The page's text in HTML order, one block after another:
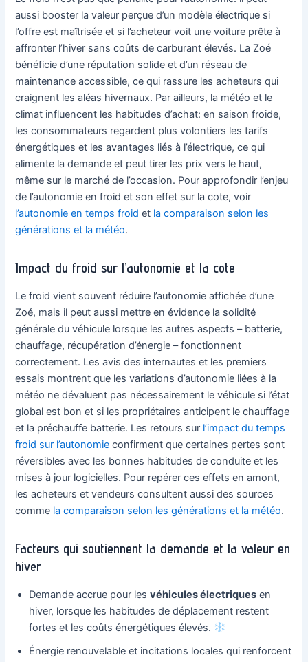
aussi booster la valeur perçue d’un modèle électrique si
l’offre est maîtrisée et si l’acheteur voit une voiture prête à
affronter l’hiver sans coûts de carburant élevés. La Zoé
bénéficie d’une réputation solide et d’un réseau de
maintenance accessible, ce qui rassure les acheteurs qui
craignent les aléas hivernaux. Par ailleurs, la météo et le
climat influencent les habitudes d’achat: en saison froide,
les consommateurs regardent plus volontiers les tarifs
énergétiques et les avantages liés à l’électrique, ce qui
alimente la demande et peut tirer les prix vers le haut,
même sur le marché de l’occasion. Pour approfondir l’enjeu
de l’autonomie en froid et son effet sur la cote, voir
l’autonomie en temps froid et la comparaison selon les
générations et la météo.
Impact du froid sur l’autonomie et la cote
Le froid vient souvent réduire l’autonomie affichée d’une
Zoé, mais il peut aussi mettre en évidence la solidité
générale du véhicule lorsque les autres aspects – batterie,
chauffage, récupération d’énergie – fonctionnent
correctement. Les avis des internautes et les premiers
essais montrent que les variations d’autonomie liées à la
météo ne dévaluent pas nécessairement le véhicule si l’état
global est bon et si les propriétaires anticipent le chauffage
et la préchauffe batterie. Les retours sur l’impact du temps
froid sur l’autonomie confirment que certaines pertes sont
réversibles avec les bonnes habitudes de conduite et les
mises à jour logicielles. Pour repérer ces effets en amont,
les acheteurs et vendeurs consultent aussi des sources
comme la comparaison selon les générations et la météo.
Facteurs qui soutiennent la demande et la valeur en
hiver
Demande accrue pour lesvéhicules électriques en
hiver, lorsque les habitudes de déplacement restent
fortes et les coûts énergétiques élevés.
Énergie renouvelable et incitations locales qui renforcent